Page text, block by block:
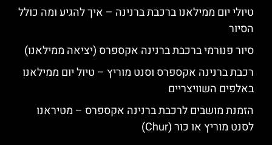
טיולי יום ממילאנו ברכבת ברנינה – איך להגיע ומה כולל
הסיור
סיור פנורמי ברכבת ברנינה אקספרס (יציאה ממילאנו)
רכבת ברנינה אקספרס וסנט מוריץ – טיול יום ממילאנו
באלפים השוויצריים
הזמנת מושבים לרכבת ברנינה אקספרס – מטיראנו
לסנט מוריץ או כור (Chur)